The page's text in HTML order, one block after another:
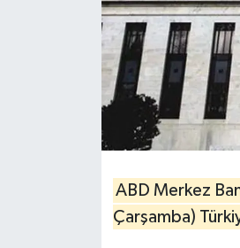
ABD Merkez
Çarşamba)
MAGAZİN
POLİTİKA
RESMİ İLANLAR